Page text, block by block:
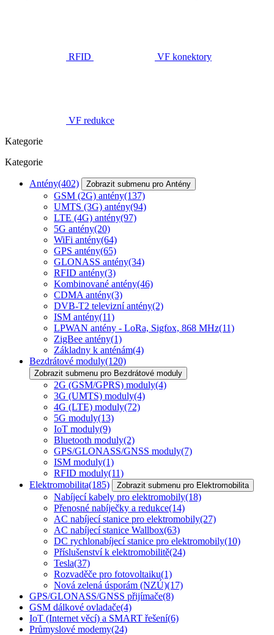
RFID VF konektory
VF redukce
Kategorie
Kategorie
Antény(402) Zobrazit submenu pro Antény
GSM (2G) antény(137)
UMTS (3G) antény(94)
LTE (4G) antény(97)
5G antény(20)
WiFi antény(64)
GPS antény(65)
GLONASS antény(34)
RFID antény(3)
Kombinované antény(46)
CDMA antény(3)
DVB-T2 televizní antény(2)
ISM antény(11)
LPWAN antény - LoRa, Sigfox, 868 MHz(11)
ZigBee antény(1)
Základny k anténám(4)
Bezdrátové moduly(120)
Zobrazit submenu pro Bezdrátové moduly
2G (GSM/GPRS) moduly(4)
3G (UMTS) moduly(4)
4G (LTE) moduly(72)
5G moduly(13)
IoT moduly(9)
Bluetooth moduly(2)
GPS/GLONASS/GNSS moduly(7)
ISM moduly(1)
RFID moduly(11)
Elektromobilita(185) Zobrazit submenu pro Elektromobilita
Nabíjecí kabely pro elektromobily(18)
Přenosné nabíječky a redukce(14)
AC nabíjecí stanice pro elektromobily(27)
AC nabíjecí stanice Wallbox(63)
DC rychlonabíjecí stanice pro elektromobily(10)
Příslušenství k elektromobilitě(24)
Tesla(37)
Rozvaděče pro fotovoltaiku(1)
Nová zelená úsporám (NZÚ)(17)
GPS/GLONASS/GNSS přijímače(8)
GSM dálkové ovladače(4)
IoT (Internet věcí) a SMART řešení(6)
Průmyslové modemy(24)